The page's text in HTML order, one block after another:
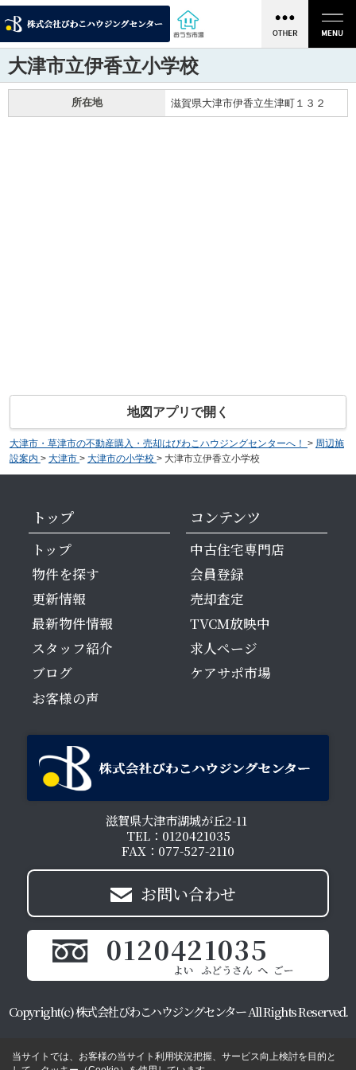
大津市立伊香立小学校
所在地 滋賀県大津市伊香立生津町１３２
地図アプリで開く
大津市・草津市の不動産購入・売却はびわこハウジングセンターへ！ > 周辺施
設案内 > 大津市 > 大津市の小学校 > 大津市立伊香立小学校
トップ
トップ
物件を探す
更新情報
最新物件情報
スタッフ紹介
ブログ
お客様の声
コンテンツ
中古住宅専門店
会員登録
売却査定
TVCM放映中
求人ページ
ケアサポ市場
滋賀県大津市湖城が丘2-11
TEL：0120421035
FAX：077-527-2110
お問い合わせ
0120421035
Copyright(c) 株式会社びわこハウジングセンター All Rights Reserved.
当サイトでは、お客様の当サイト利用状況把握、サービス向上検討を目的と